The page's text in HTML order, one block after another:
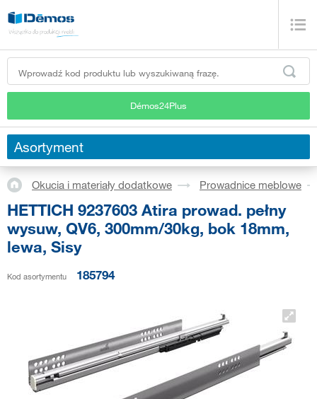
Démos24Plus
Asortyment
Okucia i materiały dodatkowe Prowadnice meblowe
HETTICH 9237603 Atira prowad. pełny
wysuw, QV6, 300mm/30kg, bok 18mm,
lewa, Sisy
Kod asortymentu 185794